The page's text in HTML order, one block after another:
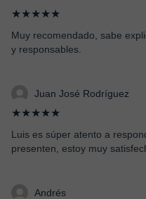
★★★★★
Muy recomendado, sabe
y responsables.
Juan José Rodríguez
★★★★★
Luis es súper atento a
presenten, estoy muy
Andrés